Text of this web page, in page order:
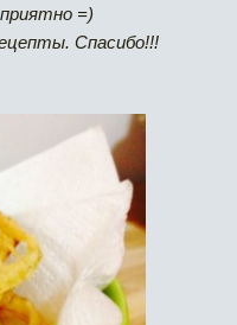
=)
Спасибо!!!